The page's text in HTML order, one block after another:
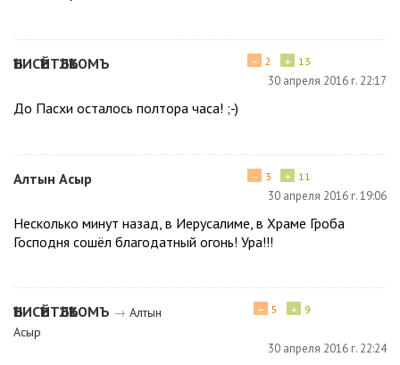
ѢНИСѢЙТѢЛѢКОМЪ + 13
− 2
30 апреля 2016 г. 22:17
До Пасхи осталось полтора часа! ;-)
Алтын Асыр + 11
− 3
30 апреля 2016 г. 19:06
Несколько минут назад, в Иерусалиме, в Храме Гроба
Господня сошёл благодатный огонь! Ура!!!
ѢНИСѢЙТѢЛѢКОМЪ → Алтын
Асыр
+ 9
− 5
30 апреля 2016 г. 22:24